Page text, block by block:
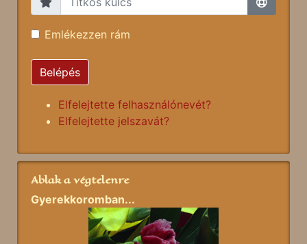
Emlékezzen rám
Belépés
Elfelejtette felhasználónevét?
Elfelejtette jelszavát?
Ablak a végtelenre
Gyerekkoromban...